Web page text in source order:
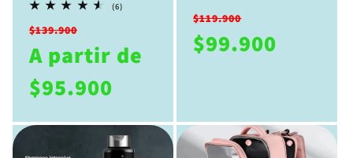
(6)6
Precio
habitual
$139.900
de
oferta
A partir de
$95.900
Precio
habitual
$119.900
de
oferta
$99.900